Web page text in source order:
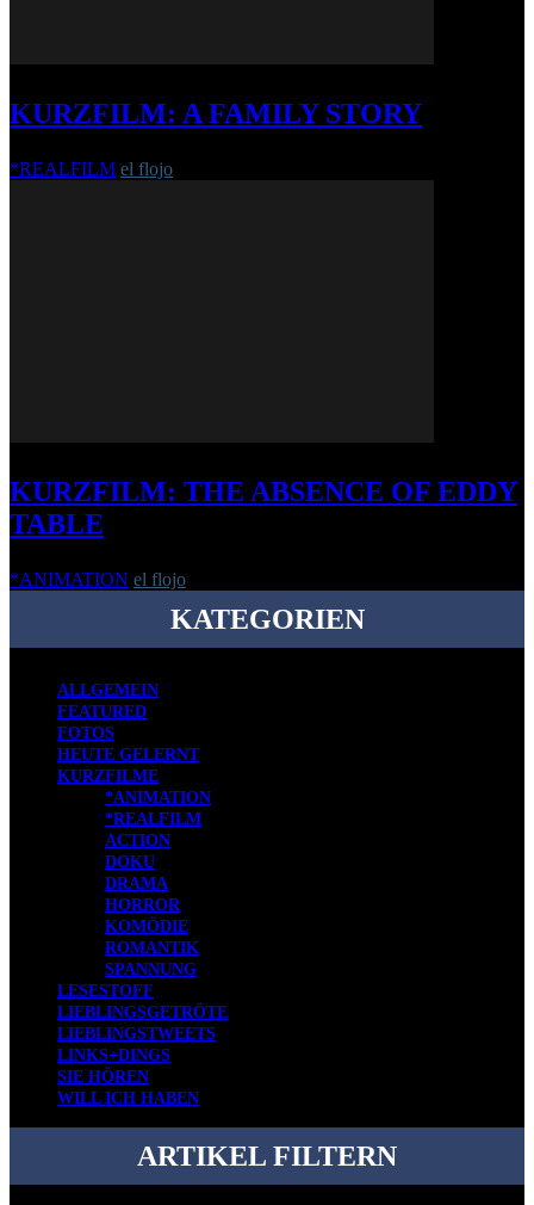
KURZFILM: A FAMILY STORY
*REALFILM el flojo
KURZFILM: THE ABSENCE OF EDDY
TABLE
*ANIMATION el flojo
KATEGORIEN
ALLGEMEIN
FEATURED
FOTOS
HEUTE GELERNT
KURZFILME
*ANIMATION
*REALFILM
ACTION
DOKU
DRAMA
HORROR
KOMÖDIE
ROMANTIK
SPANNUNG
LESESTOFF
LIEBLINGSGETRÖTE
LIEBLINGSTWEETS
LINKS+DINGS
SIE HÖREN
WILL ICH HABEN
ARTIKEL FILTERN